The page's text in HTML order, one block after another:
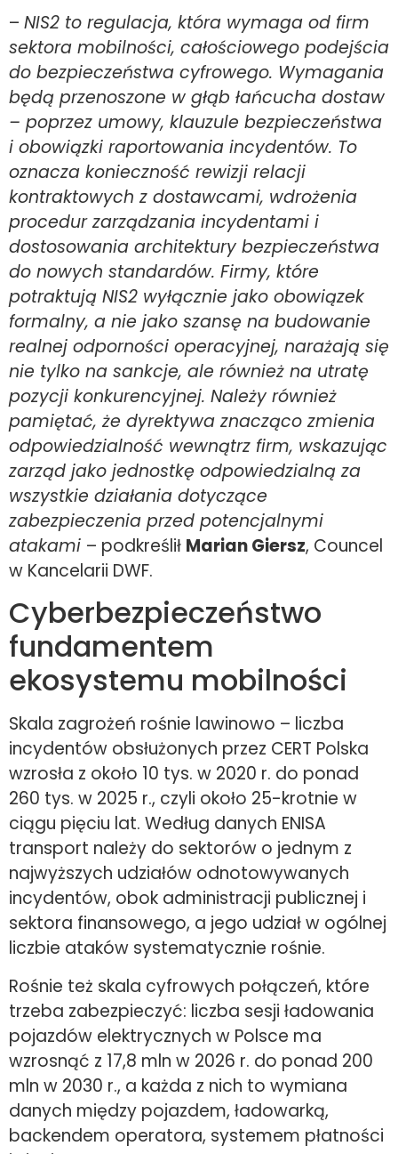
– NIS2 to regulacja, która wymaga od firm
sektora mobilności, całościowego podejścia
do bezpieczeństwa cyfrowego. Wymagania
będą przenoszone w głąb łańcucha dostaw
– poprzez umowy, klauzule bezpieczeństwa
i obowiązki raportowania incydentów. To
oznacza konieczność rewizji relacji
kontraktowych z dostawcami, wdrożenia
procedur zarządzania incydentami i
dostosowania architektury bezpieczeństwa
do nowych standardów. Firmy, które
potraktują NIS2 wyłącznie jako obowiązek
formalny, a nie jako szansę na budowanie
realnej odporności operacyjnej, narażają się
nie tylko na sankcje, ale również na utratę
pozycji konkurencyjnej. Należy również
pamiętać, że dyrektywa znacząco zmienia
odpowiedzialność wewnątrz firm, wskazując
zarząd jako jednostkę odpowiedzialną za
wszystkie działania dotyczące
zabezpieczenia przed potencjalnymi
atakami – podkreślił Marian Giersz, Councel
w Kancelarii DWF.
Cyberbezpieczeństwo
fundamentem
ekosystemu mobilności
Skala zagrożeń rośnie lawinowo – liczba
incydentów obsłużonych przez CERT Polska
wzrosła z około 10 tys. w 2020 r. do ponad
260 tys. w 2025 r., czyli około 25-krotnie w
ciągu pięciu lat. Według danych ENISA
transport należy do sektorów o jednym z
najwyższych udziałów odnotowywanych
incydentów, obok administracji publicznej i
sektora finansowego, a jego udział w ogólnej
liczbie ataków systematycznie rośnie.
Rośnie też skala cyfrowych połączeń, które
trzeba zabezpieczyć: liczba sesji ładowania
pojazdów elektrycznych w Polsce ma
wzrosnąć z 17,8 mln w 2026 r. do ponad 200
mln w 2030 r., a każda z nich to wymiana
danych między pojazdem, ładowarką,
backendem operatora, systemem płatności